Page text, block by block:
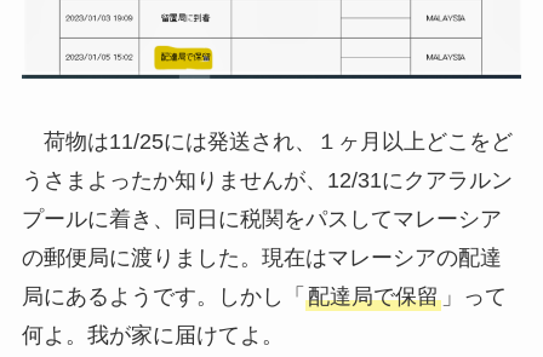
荷物は11/25には発送され、１ヶ月以上どこをど
うさまよったか知りませんが、12/31にクアラルン
プールに着き、同日に税関をパスしてマレーシア
の郵便局に渡りました。現在はマレーシアの配達
局にあるようです。しかし「 配達局で保留」って
何よ。我が家に届けてよ。